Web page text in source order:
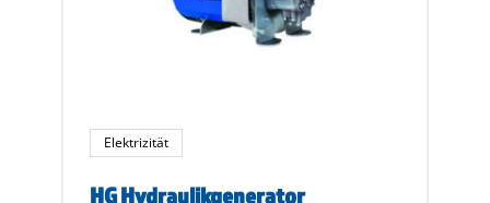
Elektrizität
HG Hydraulikgenerator